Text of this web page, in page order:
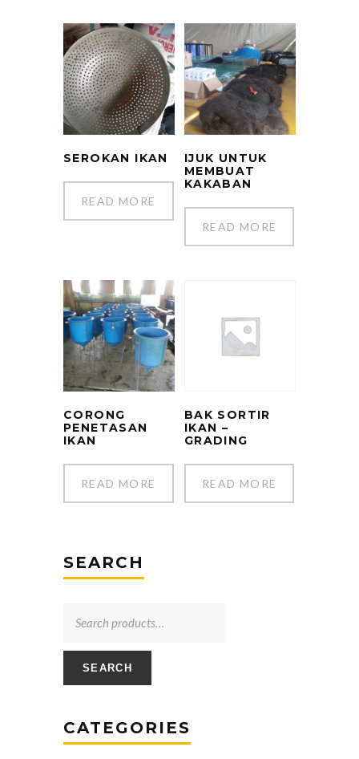
SEROKAN IKAN
READ MORE
IJUK UNTUK
MEMBUAT
KAKABAN
READ MORE
CORONG
PENETASAN
IKAN
READ MORE
BAK SORTIR
IKAN –
GRADING
READ MORE
SEARCH
SEARCH
CATEGORIES